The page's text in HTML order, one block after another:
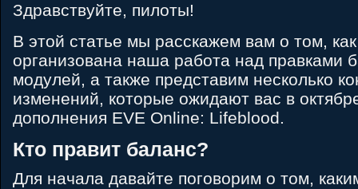
Здравствуйте, пилоты!
В этой статье мы расскажем вам о том,
организована наша работа над правками
модулей, а также представим несколько
изменений, которые ожидают вас в
дополнения EVE Online: Lifeblood.
Кто правит баланс?
Для начала давайте поговорим о том,